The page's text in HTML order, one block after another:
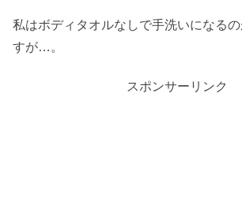
私はボディタオルなしで手洗いになる
すが…。
スポンサーリンク